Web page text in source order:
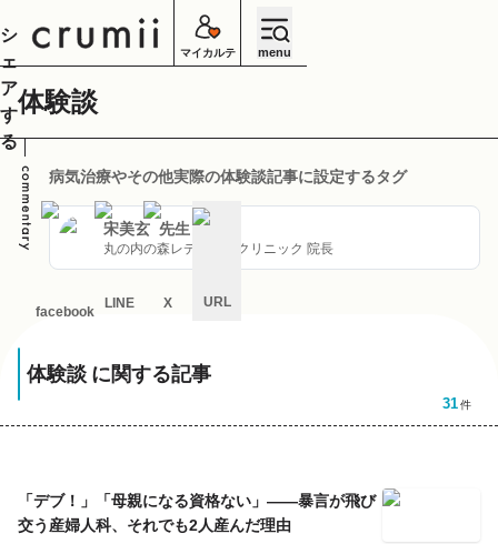
マイカルテ menu
体験談
病気治療やその他実際の体験談記事に設定するタグ
宋美玄 先生
丸の内の森レディースクリニック 院長
体験談 に関する記事
31件
「デブ！」「母親になる資格ない」——暴言が飛び
交う産婦人科、それでも2人産んだ理由
シ
ェ
ア
す
る
facebook
LINE X URL
ン